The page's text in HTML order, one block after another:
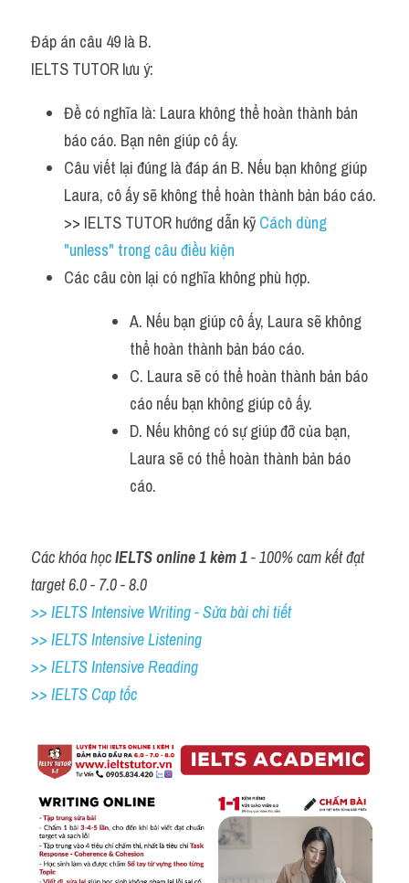
Đáp án câu 49 là B.
IELTS TUTOR lưu ý:
Đề có nghĩa là: Laura không thể hoàn thành bản
báo cáo. Bạn nên giúp cô ấy.
Câu viết lại đúng là đáp án B. Nếu bạn không giúp
Laura, cô ấy sẽ không thể hoàn thành bản báo cáo.
>> IELTS TUTOR hướng dẫn kỹ Cách dùng
"unless" trong câu điều kiện
Các câu còn lại có nghĩa không phù hợp.
A. Nếu bạn giúp cô ấy, Laura sẽ không
thể hoàn thành bản báo cáo.
C. Laura sẽ có thể hoàn thành bản báo
cáo nếu bạn không giúp cô ấy.
D. Nếu không có sự giúp đỡ của bạn,
Laura sẽ có thể hoàn thành bản báo
cáo.
Các khóa học IELTS online 1 kèm 1 - 100% cam kết đạt
target 6.0 - 7.0 - 8.0
>> IELTS Intensive Writing - Sửa bài chi tiết
>> IELTS Intensive Listening
>> IELTS Intensive Reading
>> IELTS Cap tốc